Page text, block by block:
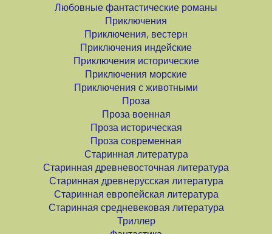
Любовные фантастические романы
Приключения
Приключения, вестерн
Приключения индейские
Приключения исторические
Приключения морские
Приключения с животными
Проза
Проза военная
Проза историческая
Проза современная
Старинная литература
Старинная древневосточная литература
Старинная древнерусская литература
Старинная европейская литература
Старинная средневековая литература
Триллер